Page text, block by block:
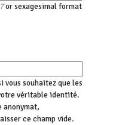
or sexagesimal format
vous souhaitez que les
véritable identité.
anonymat,
ce champ vide.